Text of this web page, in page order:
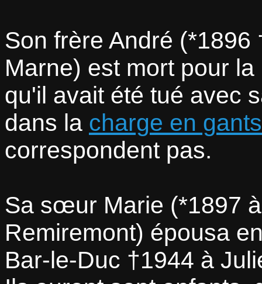
Son frère André (*1896
Marne) est mort pour
qu'il avait été tué avec
dans la charge en
correspondent pas.
Sa sœur Marie (*1897
Remiremont) épousa
Bar-le-Duc †1944 à